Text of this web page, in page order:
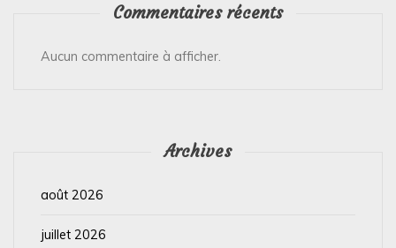
Commentaires récents
Aucun commentaire à afficher.
Archives
août 2026
juillet 2026